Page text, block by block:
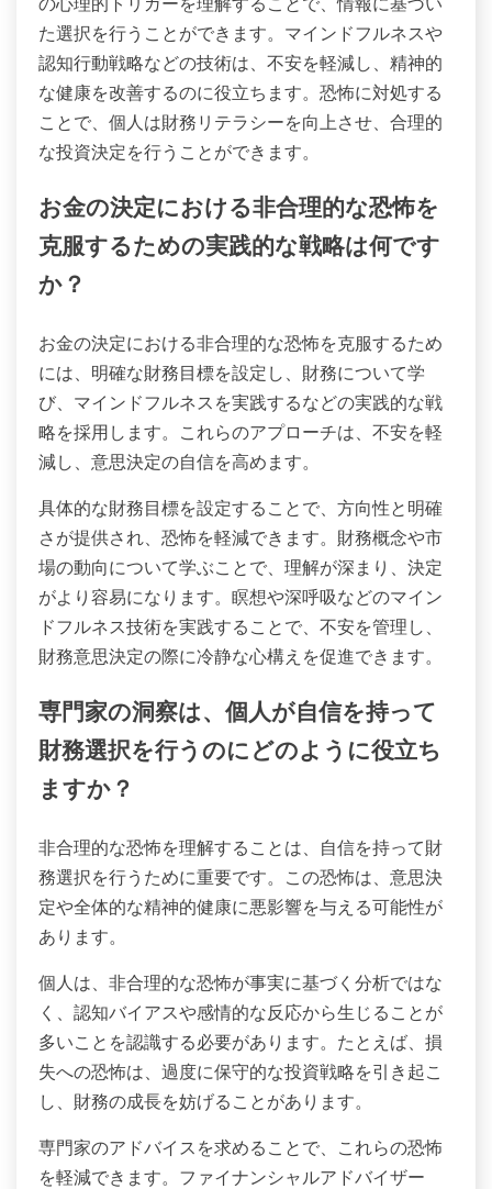
た選択を行うことができます。マインドフルネスや
認知行動戦略などの技術は、不安を軽減し、精神的
な健康を改善するのに役立ちます。恐怖に対処する
ことで、個人は財務リテラシーを向上させ、合理的
な投資決定を行うことができます。
お金の決定における非合理的な恐怖を
克服するための実践的な戦略は何です
か？
お金の決定における非合理的な恐怖を克服するため
には、明確な財務目標を設定し、財務について学
び、マインドフルネスを実践するなどの実践的な戦
略を採用します。これらのアプローチは、不安を軽
減し、意思決定の自信を高めます。
具体的な財務目標を設定することで、方向性と明確
さが提供され、恐怖を軽減できます。財務概念や市
場の動向について学ぶことで、理解が深まり、決定
がより容易になります。瞑想や深呼吸などのマイン
ドフルネス技術を実践することで、不安を管理し、
財務意思決定の際に冷静な心構えを促進できます。
専門家の洞察は、個人が自信を持って
財務選択を行うのにどのように役立ち
ますか？
非合理的な恐怖を理解することは、自信を持って財
務選択を行うために重要です。この恐怖は、意思決
定や全体的な精神的健康に悪影響を与える可能性が
あります。
個人は、非合理的な恐怖が事実に基づく分析ではな
く、認知バイアスや感情的な反応から生じることが
多いことを認識する必要があります。たとえば、損
失への恐怖は、過度に保守的な投資戦略を引き起こ
し、財務の成長を妨げることがあります。
専門家のアドバイスを求めることで、これらの恐怖
を軽減できます。ファイナンシャルアドバイザー